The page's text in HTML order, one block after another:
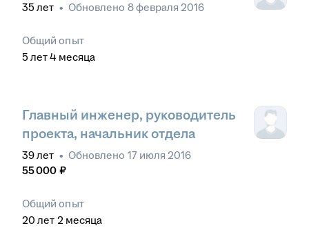
35 лет • Обновлено 8 февраля 2016
Общий опыт
5 лет 4 месяца
Главный инженер, руководитель
проекта, начальник отдела
39лет • Обновлено 17 июля 2016
55 000 ₽
Общий опыт
20 лет 2 месяца